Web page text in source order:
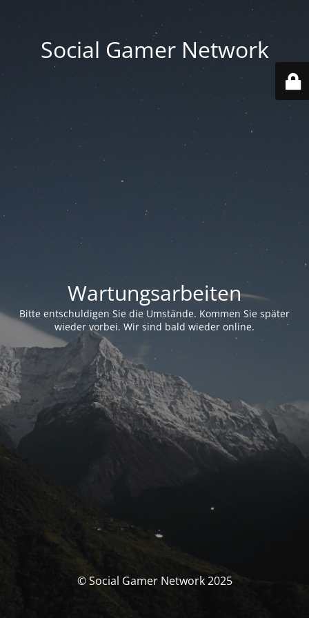
Social Gamer Network
Wartungsarbeiten
Bitte entschuldigen Sie die Umstände. Kommen Sie später
wieder vorbei. Wir sind bald wieder online.
© Social Gamer Network 2025